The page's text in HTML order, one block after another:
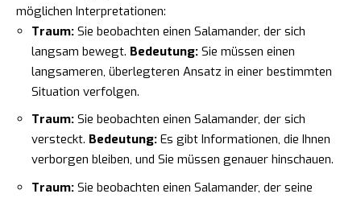
möglichen Interpretationen:
Traum: Sie beobachten einen Salamander, der sich
langsam bewegt. Bedeutung: Sie müssen einen
langsameren, überlegteren Ansatz in einer bestimmten
Situation verfolgen.
Traum: Sie beobachten einen Salamander, der sich
versteckt. Bedeutung: Es gibt Informationen, die Ihnen
verborgen bleiben, und Sie müssen genauer hinschauen.
Traum: Sie beobachten einen Salamander, der seine